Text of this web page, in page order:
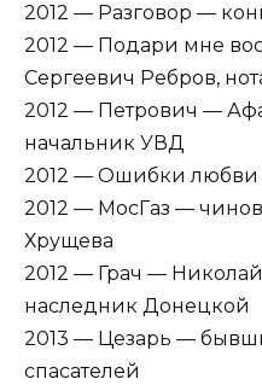
2012 — Разговор —
2012 — Подари мне
Сергеевич Ребров,
2012 — Петрович —
начальник УВД
2012 — Ошибки любви
2012 — МосГаз —
Хрущева
2012 — Грач —
наследник Донецкой
2013 — Цезарь —
спасателей